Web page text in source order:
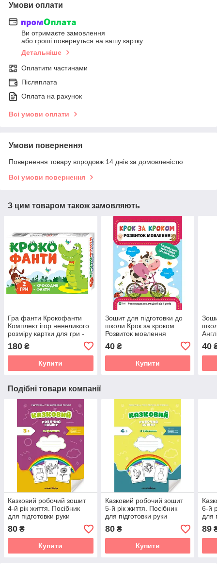
Умови оплати
Ви отримаєте замовлення
або гроші повернуться на вашу картку
Детальніше
Оплатити частинами
Післяплата
Оплата на рахунок
Всі умови оплати
Умови повернення
Повернення товару впродовж 14 днів за домовленістю
Всі умови повернення
З цим товаром також замовляють
Гра фанти Крокофанти
Комплект ігор невеликого
розміру картки для гри -
180 ₴
Купити
Зошит для підготовки до
школи Крок за кроком
Розвиток мовлення
40₴
Купити
40
Подібні товари компанії
Казковий робочий зошит
4-й рік життя. Посібник
для підготовки руки
дитини до письма
80 ₴
Купити
Казковий робочий зошит
5-й рік життя. Посібник
для підготовки руки
дитини до письма
80₴
Купити
6-й
для
89